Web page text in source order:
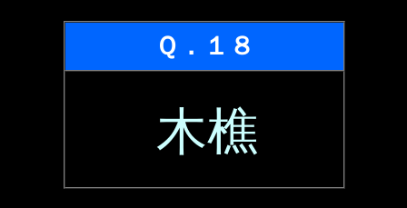
Ｑ．１８
木樵